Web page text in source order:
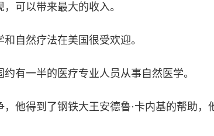
可以带来最大的收入。
自然疗法在美国很受欢迎。
有一半的医疗专业人员从事自然医学。
他得到了钢铁大王安德鲁·卡内基的帮助，